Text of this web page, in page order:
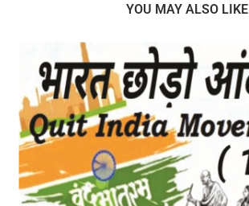
YOU MAY ALSO LIKE